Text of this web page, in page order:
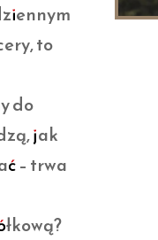
to
do
jak
– trwa